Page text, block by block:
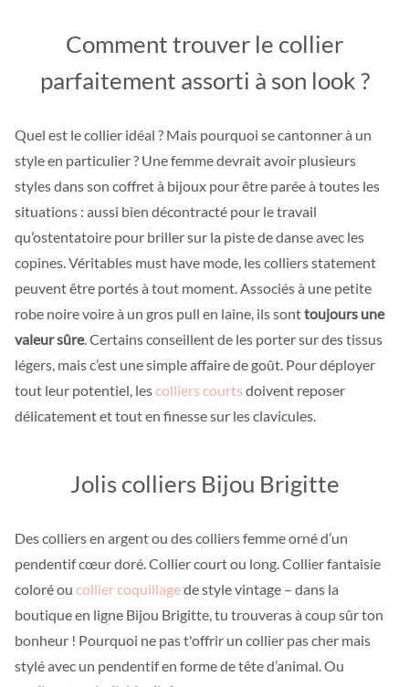
Comment trouver le collier
parfaitement assorti à son look ?
Quel est le collier idéal ? Mais pourquoi se cantonner à un
style en particulier ? Une femme devrait avoir plusieurs
styles dans son coffret à bijoux pour être parée à toutes les
situations : aussi bien décontracté pour le travail
qu’ostentatoire pour briller sur la piste de danse avec les
copines. Véritables must have mode, les colliers statement
peuvent être portés à tout moment. Associés à une petite
robe noire voire à un gros pull en laine, ils sonttoujours une
valeur sûre. Certains conseillent de les porter sur des tissus
légers, mais c’est une simple affaire de goût. Pour déployer
tout leur potentiel, lescolliers courts doivent reposer
délicatement et tout en finesse sur les clavicules.
Jolis colliers Bijou Brigitte
Des colliers en argent ou des colliers femme orné d’un
pendentif cœur doré. Collier court ou long. Collier fantaisie
coloré ou collier coquillagede style vintage – dans la
boutique en ligne Bijou Brigitte, tu trouveras à coup sûr ton
bonheur ! Pourquoi ne pas t'offrir un collier pas cher mais
stylé avec un pendentif en forme de tête d’animal. Ou